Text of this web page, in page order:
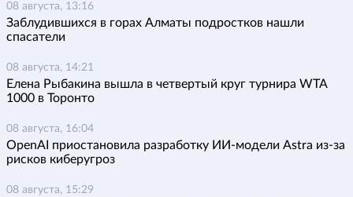
08 августа, 13:16
Заблудившихся в горах Алматы подростков нашли
спасатели
08 августа, 14:21
Елена Рыбакина вышла в четвертый круг турнира WTA
1000 в Торонто
08 августа, 16:04
OpenAI приостановила разработку ИИ-модели Astra из-за
рисков киберугроз
08 августа, 15:29